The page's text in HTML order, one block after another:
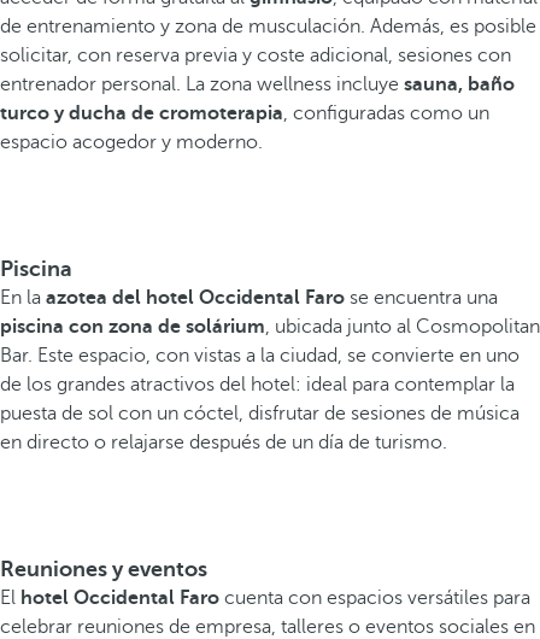
de entrenamiento y zona de musculación. Además, es posible
solicitar, con reserva previa y coste adicional, sesiones con
entrenador personal. La zona wellness incluye sauna, baño
turco y ducha de cromoterapia, configuradas como un
espacio acogedor y moderno.
Piscina
En la azotea del hotel Occidental Faro se encuentra una
piscina con zona de solárium, ubicada junto al Cosmopolitan
Bar. Este espacio, con vistas a la ciudad, se convierte en uno
de los grandes atractivos del hotel: ideal para contemplar la
puesta de sol con un cóctel, disfrutar de sesiones de música
en directo o relajarse después de un día de turismo.
Reuniones y eventos
El hotel Occidental Faro cuenta con espacios versátiles para
celebrar reuniones de empresa, talleres o eventos sociales en